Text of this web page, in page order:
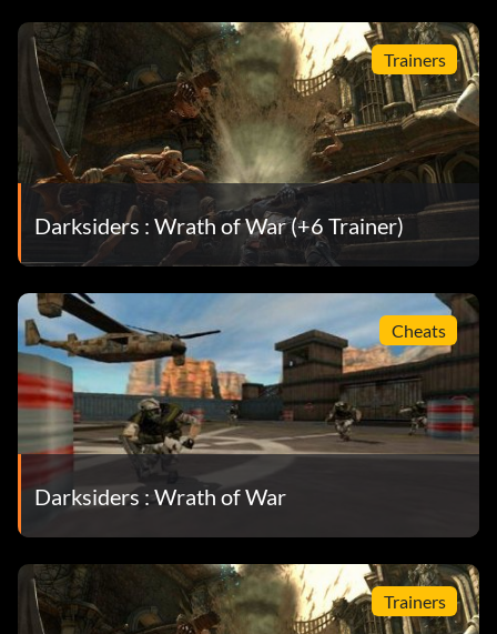
Trainers
Darksiders : Wrath of War (+6 Trainer)
Cheats
Darksiders : Wrath of War
Trainers